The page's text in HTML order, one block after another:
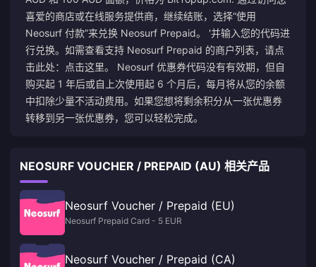
喜爱的商店或在线服务提供商，继续结账，选择“使用
Neosurf 付款”来兑换 Neosurf Prepaid。 '并输入您的代码进
行兑换。如需查看支持 Neosurf Prepaid 的商户列表，请点
击此处：
点击这里。 Neosurf 优惠券代码没有有效期，但自
购买起 1 年后或自上次使用起 6 个月后，每月将从您的余额
中扣除少量不活动费用。如果您想将剩余积分从一张优惠券
转移到另一张优惠券，您可以轻松完成。
NEOSURF VOUCHER / PREPAID (AU) 相关产品
Neosurf Voucher / Prepaid (EU)
Neosurf Prepaid Card - 5 EUR
Neosurf Voucher / Prepaid (CA)